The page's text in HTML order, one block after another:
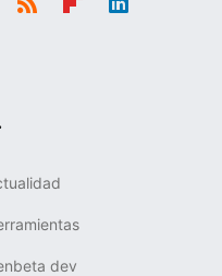
dev